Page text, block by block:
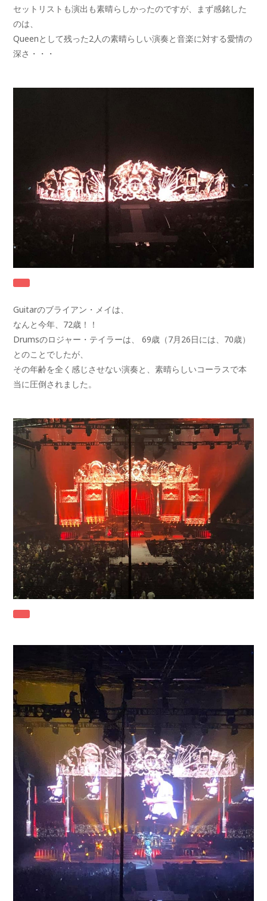
セットリストも演出も素晴らしかったのですが、まず感銘した
のは、
Queenとして残った2人の素晴らしい演奏と音楽に対する愛情の
深さ・・・
Guitarのブライアン・メイは、
なんと今年、72歳！！
Drumsのロジャー・テイラーは、 69歳（7月26日には、70歳）
とのことでしたが、
その年齢を全く感じさせない演奏と、素晴らしいコーラスで本
当に圧倒されました。